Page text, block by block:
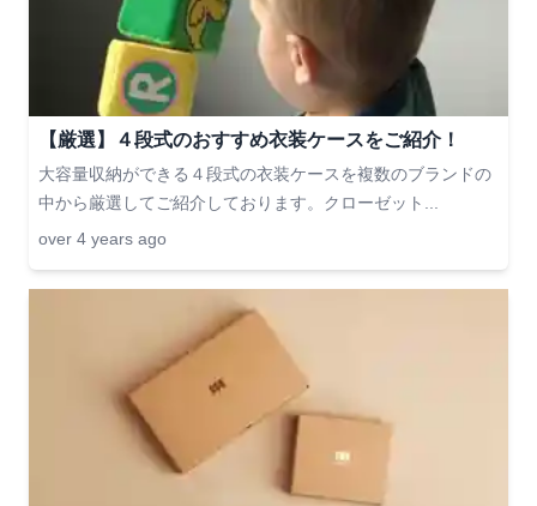
【厳選】４段式のおすすめ衣装ケースをご紹介！
大容量収納ができる４段式の衣装ケースを複数のブランドの
中から厳選してご紹介しております。クローゼット...
over 4 years ago